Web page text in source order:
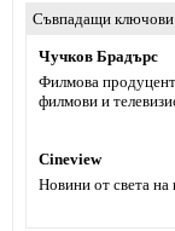
Съвпадащи
Чучков Брадърс
Филмова
филмови и
Cineview
Новини от света на